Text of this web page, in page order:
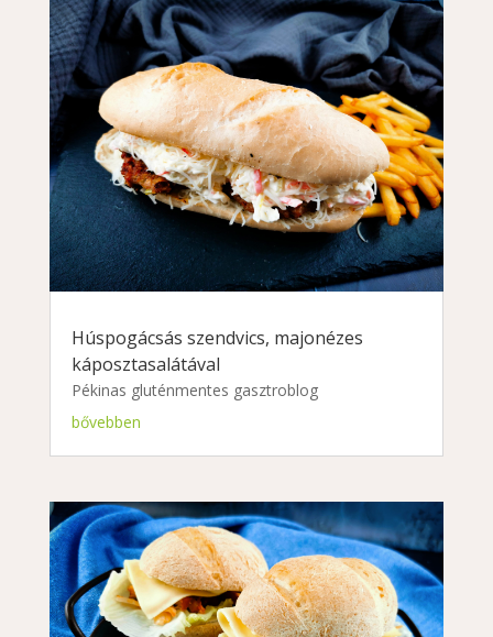
Húspogácsás szendvics, majonézes
káposztasalátával
Pékinas gluténmentes gasztroblog
bővebben